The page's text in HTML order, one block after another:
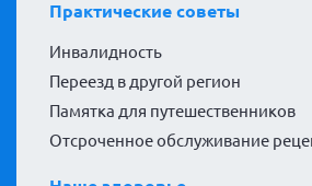
Практические советы
Инвалидность
Переезд в другой регион
Памятка для путешественников
Отсроченное обслуживание